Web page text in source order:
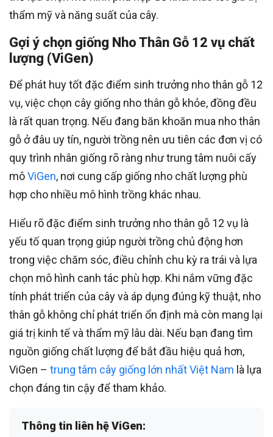
thẩm mỹ và năng suất của cây.
Gợi ý chọn giống Nho Thân Gỗ 12 vụ chất
lượng (ViGen)
Để phát huy tốt đặc điểm sinh trưởng nho thân gỗ 12
vụ, việc chọn cây giống nho thân gỗ khỏe, đồng đều
là rất quan trọng. Nếu đang băn khoăn mua nho thân
gỗ ở đâu uy tín, người trồng nên ưu tiên các đơn vị có
quy trình nhân giống rõ ràng như trung tâm nuôi cấy
môViGen, nơi cung cấp giống nho chất lượng phù
hợp cho nhiều mô hình trồng khác nhau.
Hiểu rõ đặc điểm sinh trưởng nho thân gỗ 12 vụ là
yếu tố quan trọng giúp người trồng chủ động hơn
trong việc chăm sóc, điều chỉnh chu kỳ ra trái và lựa
chọn mô hình canh tác phù hợp. Khi nắm vững đặc
tính phát triển của cây và áp dụng đúng kỹ thuật, nho
thân gỗ không chỉ phát triển ổn định mà còn mang lại
giá trị kinh tế và thẩm mỹ lâu dài. Nếu bạn đang tìm
nguồn giống chất lượng để bắt đầu hiệu quả hơn,
ViGen – trung tâm cây giống lớn nhất Việt Nam là lựa
chọn đáng tin cậy để tham khảo.
Thông tin liên hệ ViGen: